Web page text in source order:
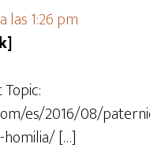
las 1:26 pm
es/2016/08/
[…]